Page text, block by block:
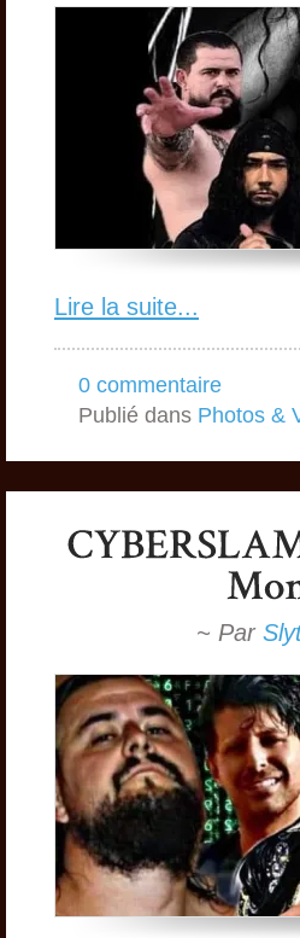
Lire la suite...
0 commentaire
Publié dans Photos &
~ Par